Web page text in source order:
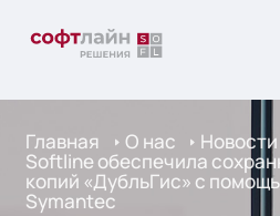
Главная О нас Новости
Softline обеспечила
копий «ДубльГис» с
Symantec